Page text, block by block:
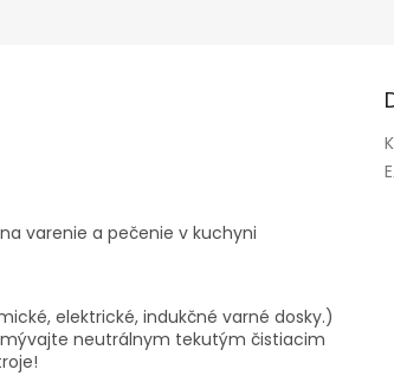
varenie a pečenie v kuchyni
elektrické, indukčné varné dosky.)
neutrálnym tekutým čistiacim